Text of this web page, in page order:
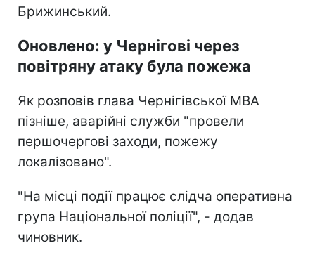
Брижинський.
Оновлено: у Чернігові через
повітряну атаку була пожежа
Як розповів глава Чернігівської МВА
пізніше, аварійні служби "провели
першочергові заходи, пожежу
локалізовано".
"На місці події працює слідча оперативна
група Національної поліції", - додав
чиновник.